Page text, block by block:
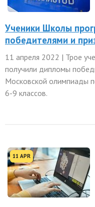
Ученики Школы
победителями и
11 апреля 2022 | Трое
получили дипломы
Московской олимпиады
6-9 классов.
11 APR
размер текста
межбуквенное